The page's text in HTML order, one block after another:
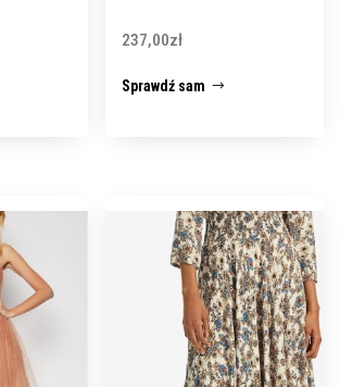
237,00zł
Sprawdź sam